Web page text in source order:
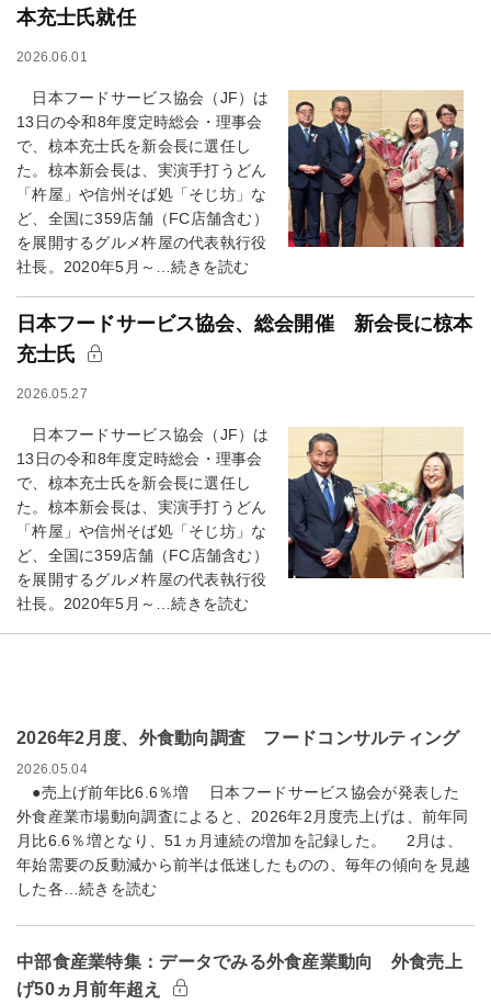
本充士氏就任
2026.06.01
日本フードサービス協会（JF）は
13日の令和8年度定時総会・理事会
で、椋本充士氏を新会長に選任し
た。椋本新会長は、実演手打うどん
「杵屋」や信州そば処「そじ坊」な
ど、全国に359店舗（FC店舗含む）
を展開するグルメ杵屋の代表執行役
社長。2020年5月～…続きを読む
日本フードサービス協会、総会開催 新会長に椋本
充士氏
2026.05.27
日本フードサービス協会（JF）は
13日の令和8年度定時総会・理事会
で、椋本充士氏を新会長に選任し
た。椋本新会長は、実演手打うどん
「杵屋」や信州そば処「そじ坊」な
ど、全国に359店舗（FC店舗含む）
を展開するグルメ杵屋の代表執行役
社長。2020年5月～…続きを読む
2026年2月度、外食動向調査 フードコンサルティング
2026.05.04
●売上げ前年比6.6％増 日本フードサービス協会が発表した
外食産業市場動向調査によると、2026年2月度売上げは、前年同
月比6.6％増となり、51ヵ月連続の増加を記録した。 2月は、
年始需要の反動減から前半は低迷したものの、毎年の傾向を見越
した各…続きを読む
中部食産業特集：データでみる外食産業動向 外食売上
げ50ヵ月前年超え